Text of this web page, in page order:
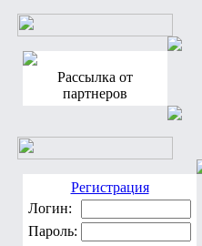
Рассылка от
партнеров
Регистрация
Логин:
Пароль: